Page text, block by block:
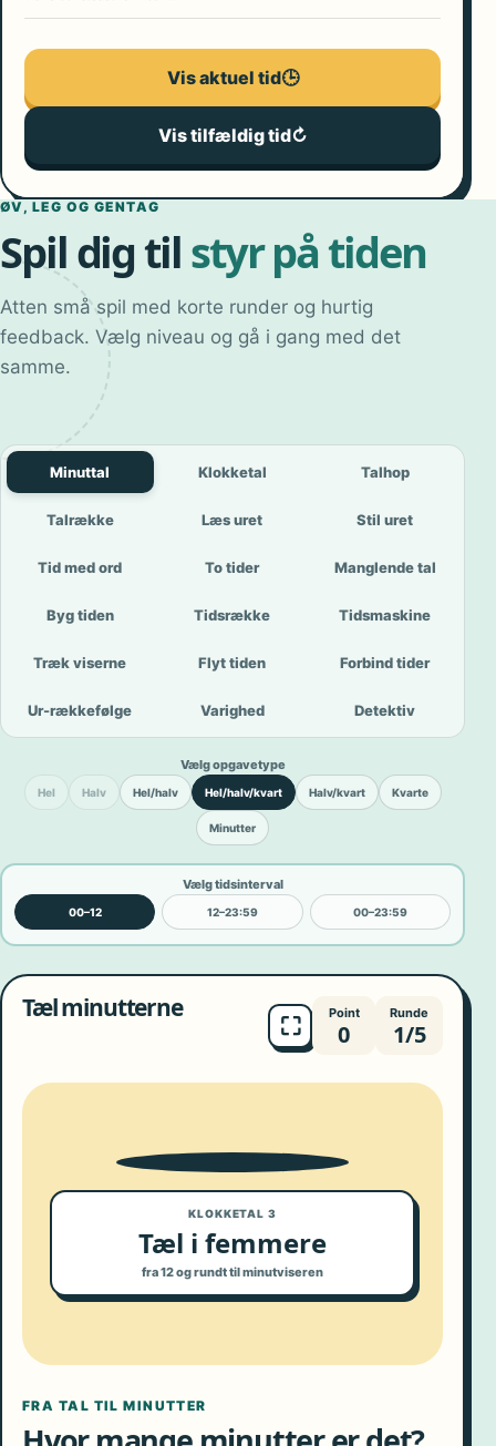
Vis aktuel tid🕒
Vis tilfældig tid↻
ØV, LEG OG GENTAG
Spil dig tilstyr på tiden
Atten små spil med korte runder og hurtig
feedback. Vælg niveau og gå i gang med det
samme.
Minuttal Klokketal Talhop
Talrække Læs uret Stil uret
Tid med ord To tider Manglende tal
Byg tiden Tidsrække Tidsmaskine
Træk viserne Flyt tiden Forbind tider
Ur-rækkefølge Varighed Detektiv
Vælg opgavetype
Hel Halv Hel/halv Hel/halv/kvart Halv/kvart Kvarte
Minutter
Vælg tidsinterval
00–12 12–23:59 00–23:59
Tæl minutterne
⛶ Point
0
Runde
1/5
1 23
4
5
7
8
910 11
KLOKKETAL 3
Tæl i femmere
fra 12 og rundt til minutviseren
FRA TAL TIL MINUTTER